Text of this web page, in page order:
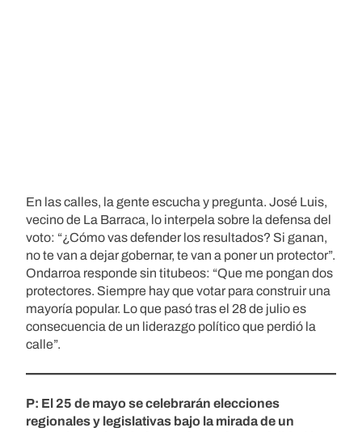
En las calles, la gente escucha y pregunta. José Luis,
vecino de La Barraca, lo interpela sobre la defensa del
voto: “¿Cómo vas defender los resultados? Si ganan,
no te van a dejar gobernar, te van a poner un protector”.
Ondarroa responde sin titubeos: “Que me pongan dos
protectores. Siempre hay que votar para construir una
mayoría popular. Lo que pasó tras el 28 de julio es
consecuencia de un liderazgo político que perdió la
calle”.
P: El 25 de mayo se celebrarán elecciones
regionales y legislativas bajo la mirada de un